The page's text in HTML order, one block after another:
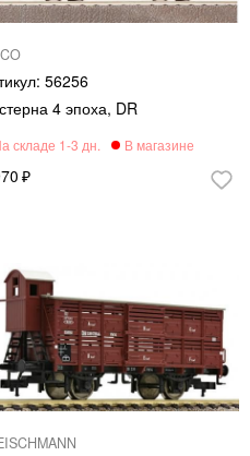
56256
4 эпоха, DR